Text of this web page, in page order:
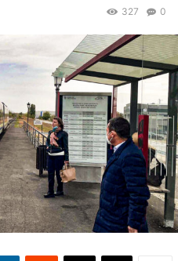
0
327